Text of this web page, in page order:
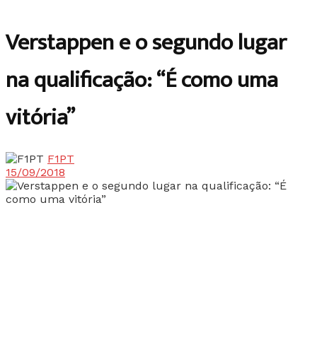
Verstappen e o segundo lugar
na qualificação: “É como uma
vitória”
F1PT
15/09/2018